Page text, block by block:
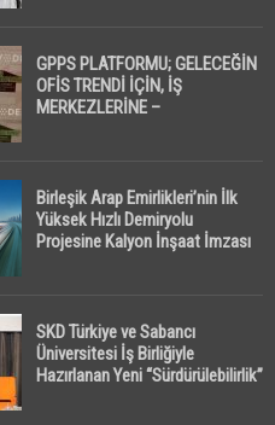
GPPS PLATFORMU; GELECEĞİN
OFİS TRENDİ İÇİN, İŞ
MERKEZLERİNE –
Birleşik Arap Emirlikleri’nin İlk
Yüksek Hızlı Demiryolu
Projesine Kalyon İnşaat İmzası
SKD Türkiye ve Sabancı
Üniversitesi İş Birliğiyle
Hazırlanan Yeni “Sürdürülebilirlik”